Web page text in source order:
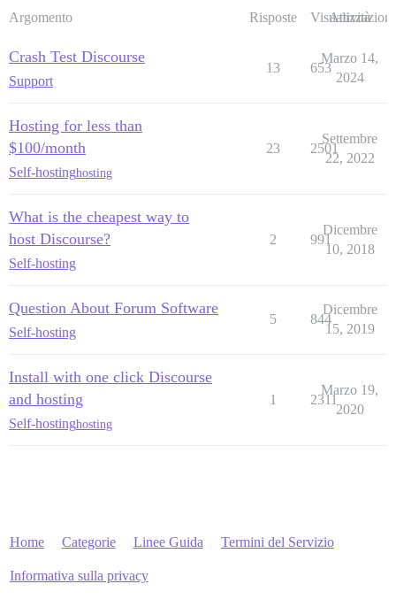
Argomento Risposte Visualizzazioni
Attività
Crash Test Discourse
Support
13 653
Marzo 14,
2024
Hosting for less than
$100/month
Self-hostinghosting
23 2501
Settembre
22, 2022
What is the cheapest way to
host Discourse?
Self-hosting
2 991
Dicembre
10, 2018
Question About Forum Software
Self-hosting
5 844
Dicembre
15, 2019
Install with one click Discourse
and hosting
Self-hostinghosting
1 2311
Marzo 19,
2020
Home Categorie Linee Guida Termini del Servizio
Informativa sulla privacy